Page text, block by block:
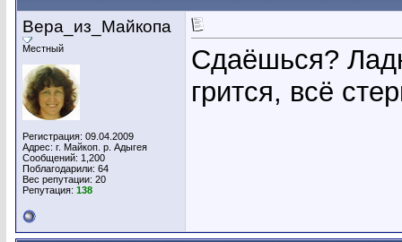
Вера_из_Майкопа
Местный
Регистрация: 09.04.2009
Адрес: г. Майкоп. р. Адыгея
Сообщений: 1,200
Поблагодарили: 64
Вес репутации: 20
Репутация: 138
Сдаёшься?
грится, всё